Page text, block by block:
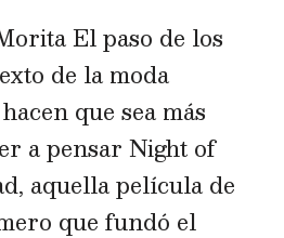
El paso de los
de la moda
que sea más
a pensar Night of
aquella película de
que fundó el